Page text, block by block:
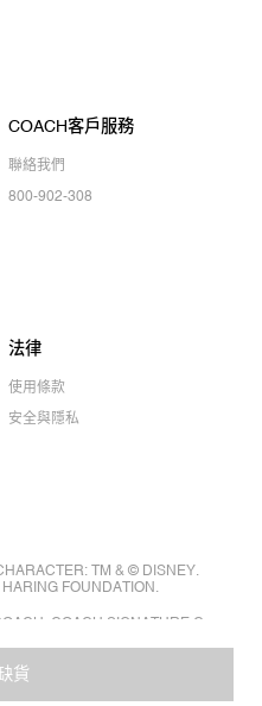
貨
COACH客戶服務
聯絡我們
800-902-308
法律
使用條款
安全與隱私
TM & © DISNEY.
FOUNDATION.
COACH SIGNATURE C